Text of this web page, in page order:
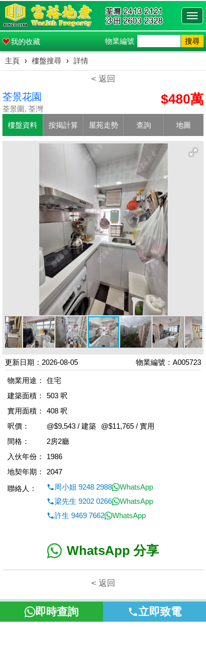
我的收藏 物業編號 搜尋
主頁 › 樓盤搜尋 › 詳情
< 返回
荃景花園
荃景圍, 荃灣
$480萬
樓盤資料 按揭計算 屋苑走勢 查詢 地圖
更新日期：2026-08-05 物業編號：A005723
物業用途：
住宅
建築面積：
503 呎
實用面積：
408 呎
呎價：
@$9,543 / 建築
@$11,765 / 實用
間格：
2房2廳
入伙年份：
1986
地契年期：
2047
聯絡人：
周小姐 9248 2988
WhatsApp
梁先生 9202 0266
WhatsApp
許生 9469 7662
WhatsApp
WhatsApp 分享
< 返回
即時查詢 立即致電
本網頁所提供資料僅作參考用途。若因錯漏而引致任何不便或損
失，富裕地產概不負責。